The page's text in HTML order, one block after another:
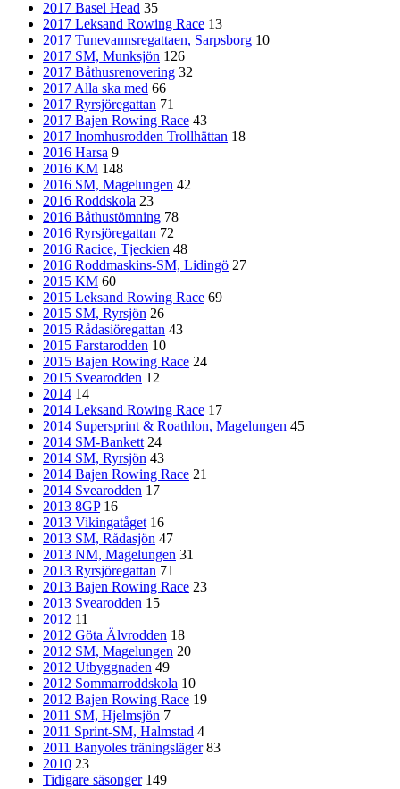
2017 Basel Head 35
2017 Leksand Rowing Race 13
2017 Tunevannsregattaen, Sarpsborg 10
2017 SM, Munksjön 126
2017 Båthusrenovering 32
2017 Alla ska med 66
2017 Ryrsjöregattan 71
2017 Bajen Rowing Race 43
2017 Inomhusrodden Trollhättan 18
2016 Harsa 9
2016 KM 148
2016 SM, Magelungen 42
2016 Roddskola 23
2016 Båthustömning 78
2016 Ryrsjöregattan 72
2016 Racice, Tjeckien 48
2016 Roddmaskins-SM, Lidingö 27
2015 KM 60
2015 Leksand Rowing Race 69
2015 SM, Ryrsjön 26
2015 Rådasiöregattan 43
2015 Farstarodden 10
2015 Bajen Rowing Race 24
2015 Svearodden 12
2014 14
2014 Leksand Rowing Race 17
2014 Supersprint & Roathlon, Magelungen 45
2014 SM-Bankett 24
2014 SM, Ryrsjön 43
2014 Bajen Rowing Race 21
2014 Svearodden 17
2013 8GP 16
2013 Vikingatåget 16
2013 SM, Rådasjön 47
2013 NM, Magelungen 31
2013 Ryrsjöregattan 71
2013 Bajen Rowing Race 23
2013 Svearodden 15
2012 11
2012 Göta Älvrodden 18
2012 SM, Magelungen 20
2012 Utbyggnaden 49
2012 Sommarroddskola 10
2012 Bajen Rowing Race 19
2011 SM, Hjelmsjön 7
2011 Sprint-SM, Halmstad 4
2011 Banyoles träningsläger 83
2010 23
Tidigare säsonger 149